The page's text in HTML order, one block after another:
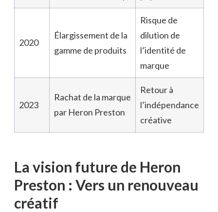
2020
Élargissement de la
gamme de produits
Risque de
dilution de
l’identité de
marque
2023
Rachat de la marque
par Heron Preston
Retour à
l’indépendance
créative
La vision future de Heron
Preston : Vers un renouveau
créatif